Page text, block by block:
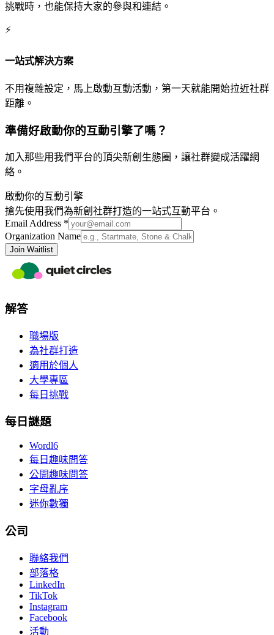
挑戰時，也能保持大家的參與和連結。
⚡
一站式解決方案
不用複雜設定，馬上啟動互動活動，第一天就能開始拉近社群
距離。
準備好啟動你的互動引擎了嗎？
加入那些用我們平台的頂尖新創生態圈，讓社群變成活躍網
絡。
啟動你的互動引擎
搶先使用我們為新創社群打造的一站式互動平台。
Email Address *
Organization Name
Join Waitlist
解答
職場版
為社群打造
適用於個人
大學專區
每日挑戰
每日謎題
Wordl6
每日趣味問答
公開趣味問答
字母亂序
迷你數獨
公司
聯絡我們
部落格
LinkedIn
TikTok
Instagram
Facebook
活動